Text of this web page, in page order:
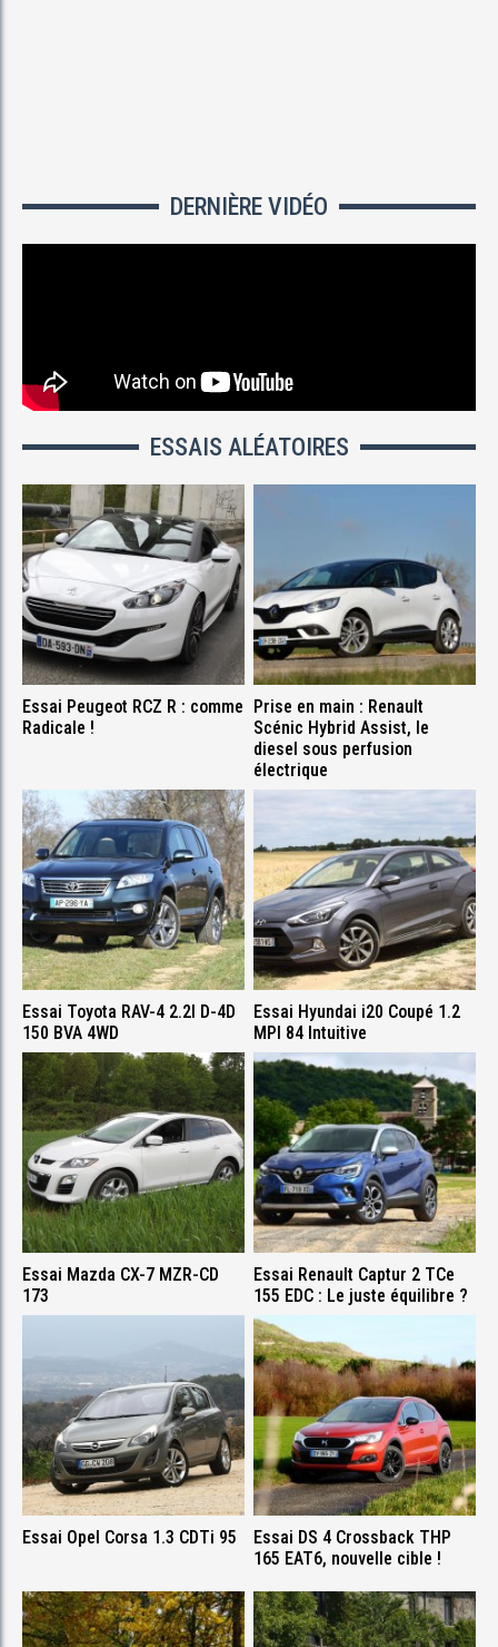
DERNIÈRE VIDÉO
ESSAIS ALÉATOIRES
Essai Peugeot RCZ R : comme
Radicale !
Prise en main : Renault
Scénic Hybrid Assist, le
diesel sous perfusion
électrique
Essai Toyota RAV-4 2.2l D-4D
150 BVA 4WD
Essai Hyundai i20 Coupé 1.2
MPI 84 Intuitive
Essai Mazda CX-7 MZR-CD
173
Essai Renault Captur 2 TCe
155 EDC : Le juste équilibre ?
Essai Opel Corsa 1.3 CDTi 95
Essai DS 4 Crossback THP
165 EAT6, nouvelle cible !